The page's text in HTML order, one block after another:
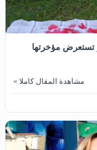
تستعرض مؤخرتها
مشاهدة المقال كاملا »